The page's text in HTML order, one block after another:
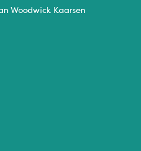
Woodwick Kaarsen